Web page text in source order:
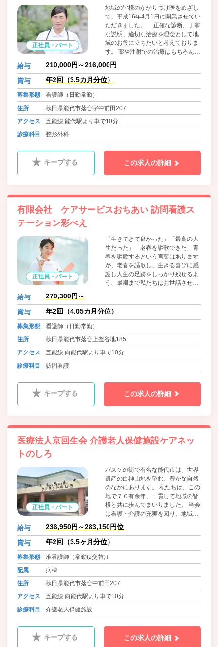
正社員・パート
地域の皆様のかかりつけ医をめざし
て、平成16年4月1日に開業させてい
ただきました。 正確な診断、丁寧
な説明、適切な治療を理念として地
域のお役に立ちたいと考えておりま
す。 薬や注射での治療はもちろんで
すが、その他にリハビリテーション
も治療に積極的に取り入れていま
す。
給与 210,000円～216,000円
賞与 年2回（3.5カ月分位）
募集形態
看護師（日勤常勤）
住所
秋田県能代市落合字中前田207
アクセス
五能線 能代駅より車で10分
診療科目
整形外科
キープする この求人の詳細
有限会社 ケアサービスおちあい 訪問看護ス
テーション彩べえ
正社員・パート
「生きてきて良かった」「最高の人
生だった」「老春を謳歌できた」青
春を謳歌するという言葉はあります
が、老春を謳歌し、生きる喜びに感
謝し人生の足跡をしっかり残せるよ
う、最期まで私たちはお世話させて
給与 270,300円～
賞与 年2回（4.05カ月分位）
募集形態
看護師（日勤常勤）
住所
秋田県能代市落合上釜谷地185
アクセス
五能線 向能代駅より車で10分
診療科目
訪問看護
キープする この求人の詳細
医療法人京回生会 介護老人保健施設ケアネッ
トのしろ
正社員・パート
バスケの街で有名な能代市は、世界
遺産の白神山地を望む、豊かな自然
のなかにあります。 私たちは、この
地で７０有余年、一貫して地域の皆
様と共に歩んでまいりました。 当会
は看護・介護の充実を図り、地域老
人医療に貢献すべく療養型医療施
設、老健施設を有しています。又、
疾病構造の変化による整形外科疾患
の増加を踏まえ専門医療を行う診療
所も開設しています。皆様に、私ど
役に立ちますことを、心より望んで
おります。
給与 236,950円～283,150円位
賞与 年2回（3.5ヶ月分位）
募集形態
准看護師（常勤(2交替)）
配属
病棟
住所
秋田県能代市落合中前田207
アクセス
五能線 向能代駅より車で10分
診療科目
介護老人保健施設
キープする この求人の詳細